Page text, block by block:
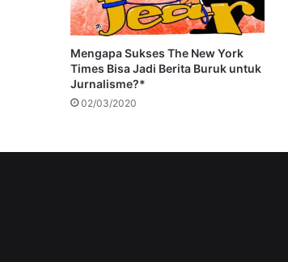
Mengapa Sukses The New York
Times Bisa Jadi Berita Buruk untuk
Jurnalisme?*
02/03/2020